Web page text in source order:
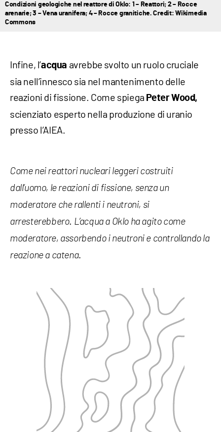
Condizioni geologiche nel reattore di Oklo: 1 – Reattori; 2 – Rocce
arenarie; 3 – Vena uranifera; 4 – Rocce granitiche. Credit: Wikimedia
Commons
Infine, l’acqua avrebbe svolto un ruolo cruciale
sia nell’innesco sia nel mantenimento delle
reazioni di fissione. Come spiega Peter Wood,
scienziato esperto nella produzione di uranio
presso l’AIEA.
Come nei reattori nucleari leggeri costruiti
dall’uomo, le reazioni di fissione, senza un
moderatore che rallenti i neutroni, si
arresterebbero. L’acqua a Oklo ha agito come
moderatore, assorbendo i neutroni e controllando la
reazione a catena.